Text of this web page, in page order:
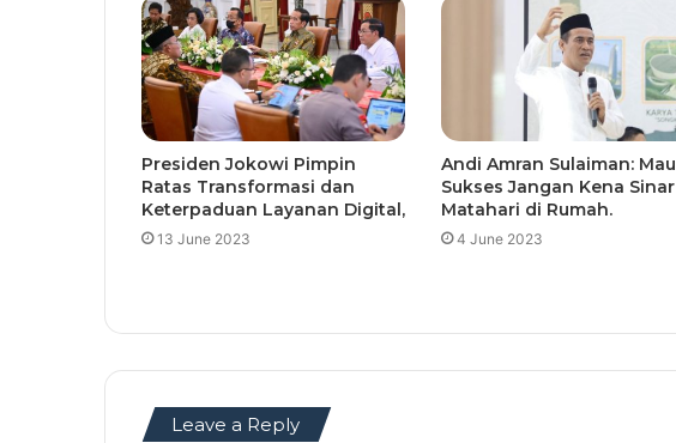
Presiden Jokowi Pimpin
Ratas Transformasi dan
Keterpaduan Layanan Digital,
13 June 2023
Andi Amran Sulaiman: Mau
Sukses Jangan Kena Sinar
Matahari di Rumah.
4 June 2023
Leave a Reply